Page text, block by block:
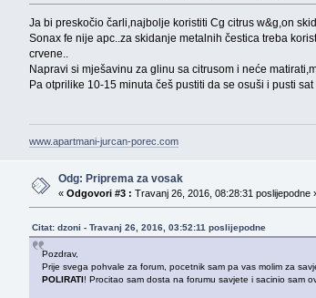
Ja bi preskočio čarli,najbolje koristiti Cg citrus w&g,on
Sonax fe nije apc..za skidanje metalnih čestica treba
crvene..
Napravi si mješavinu za glinu sa citrusom i neće
Pa otprilike 10-15 minuta češ pustiti da se osuši i pusti
www.apartmani-jurcan-porec.com
Odg: Priprema za vosak
«Odgovori #3 : Travanj 26, 2016, 08:28:31 poslijepodne
Citat: dzoni - Travanj 26, 2016, 03:52:11 poslijepodne
Pozdrav,
Prije svega pohvale za forum, pocetnik sam pa vas molim za
POLIRATI! Procitao sam dosta na forumu savjete i sacinio sam